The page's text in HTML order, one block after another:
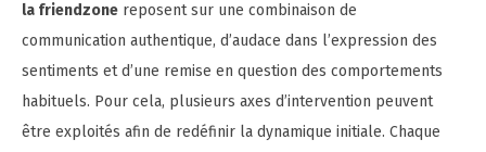
la friendzone reposent sur une combinaison de
communication authentique, d’audace dans l’expression des
sentiments et d’une remise en question des comportements
habituels. Pour cela, plusieurs axes d’intervention peuvent
être exploités afin de redéfinir la dynamique initiale. Chaque